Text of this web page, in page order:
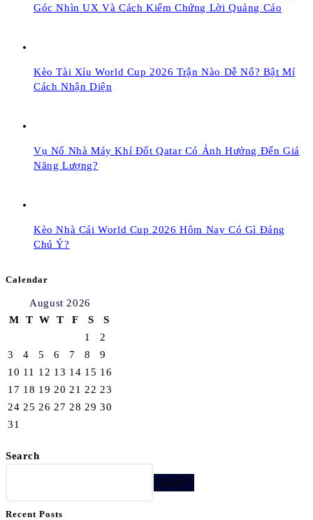
Góc Nhìn UX Và Cách Kiểm Chứng Lời Quảng Cáo
Kèo Tài Xỉu World Cup 2026 Trận Nào Dễ Nổ? Bật Mí
Cách Nhận Diện
Vụ Nổ Nhà Máy Khí Đốt Qatar Có Ảnh Hưởng Đến Giá
Năng Lượng?
Kèo Nhà Cái World Cup 2026 Hôm Nay Có Gì Đáng
Chú Ý?
Calendar
August 2026
M
T W T F S
S
1
2
3
4 5 6 7 8
9
10 11 12 13 14 15 16
17 18 19 20 21 22 23
24 25 26 27 28 29 30
31
Search
Search
Recent Posts